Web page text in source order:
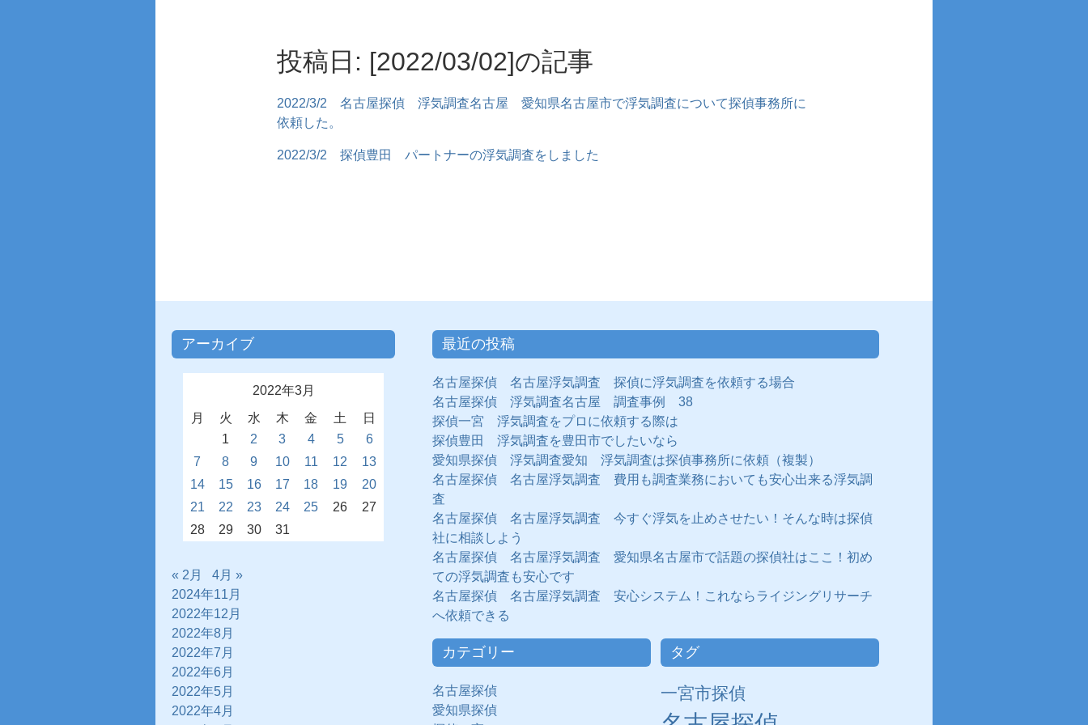
投稿日: [2022/03/02]の記事
2022/3/2
名古屋探偵 浮気調査名古屋 愛知県名古屋市で浮気調査について探偵事務所に
依頼した。
2022/3/2 探偵豊田 パートナーの浮気調査をしました
アーカイブ
2022年3月
月
火 水 木 金 土
日
1
2 3 4 5
6
7
8 9 10 11 12
13
14
15 16 17 18 19
20
21
22 23 24 25 26
27
28
29 30 31
« 2月
4月 »
2024年11月
2022年12月
2022年8月
2022年7月
2022年6月
2022年5月
2022年4月
最近の投稿
名古屋探偵 名古屋浮気調査 探偵に浮気調査を依頼する場合
名古屋探偵 浮気調査名古屋 調査事例 38
探偵一宮 浮気調査をプロに依頼する際は
探偵豊田 浮気調査を豊田市でしたいなら
愛知県探偵 浮気調査愛知 浮気調査は探偵事務所に依頼（複製）
名古屋探偵 名古屋浮気調査 費用も調査業務においても安心出来る浮気調
査
名古屋探偵 名古屋浮気調査 今すぐ浮気を止めさせたい！そんな時は探偵
社に相談しよう
名古屋探偵 名古屋浮気調査 愛知県名古屋市で話題の探偵社はここ！初め
ての浮気調査も安心です
名古屋探偵 名古屋浮気調査 安心システム！これならライジングリサーチ
へ依頼できる
カテゴリー
名古屋探偵
愛知県探偵
タグ
一宮市探偵